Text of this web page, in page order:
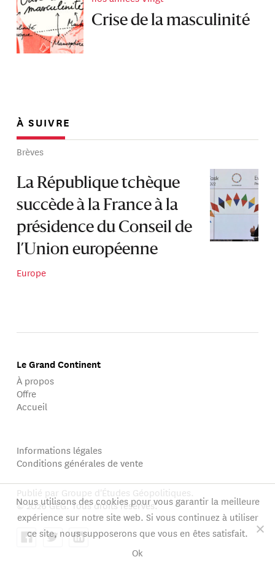
Crise de la masculinité
À SUIVRE
Brèves
La République tchèque
succède à la France à la
présidence du Conseil de
l’Union européenne
Europe
Le Grand Continent
À propos
Offre
Accueil
Informations légales
Conditions générales de vente
Publié par Groupe d'Études Géopolitiques.
© 2026 GEG. Tous droits réservés.
Nous utilisons des cookies pour vous garantir la meilleure
expérience sur notre site web. Si vous continuez à utiliser
ce site, nous supposerons que vous en êtes satisfait.
Ok